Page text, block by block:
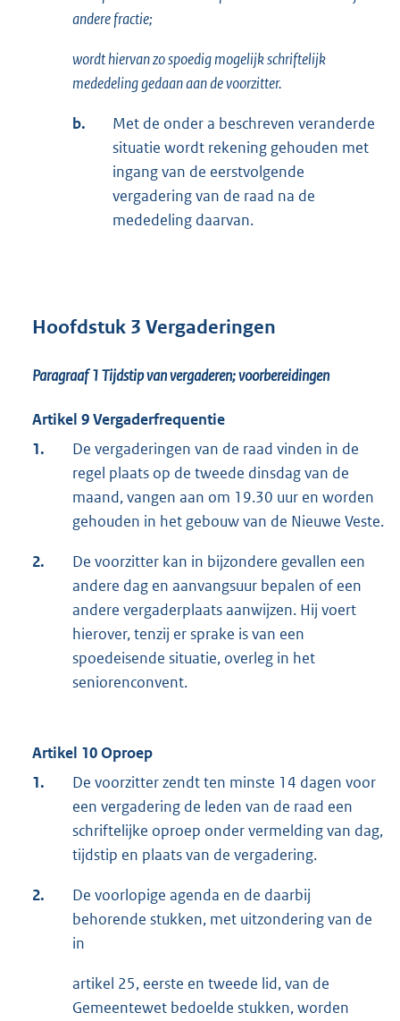
andere fractie;
wordt hiervan zo spoedig mogelijk schriftelijk
mededeling gedaan aan de voorzitter.
b.
Met de onder a beschreven veranderde
situatie wordt rekening gehouden met
ingang van de eerstvolgende
vergadering van de raad na de
mededeling daarvan.
Hoofdstuk 3 Vergaderingen
Paragraaf 1Tijdstip van vergaderen; voorbereidingen
Artikel 9 Vergaderfrequentie
1.
De vergaderingen van de raad vinden in de
regel plaats op de tweede dinsdag van de
maand, vangen aan om 19.30 uur en worden
gehouden in het gebouw van de Nieuwe Veste.
2.
De voorzitter kan in bijzondere gevallen een
andere dag en aanvangsuur bepalen of een
andere vergaderplaats aanwijzen. Hij voert
hierover, tenzij er sprake is van een
spoedeisende situatie, overleg in het
seniorenconvent.
Artikel 10 Oproep
1.
De voorzitter zendt ten minste 14 dagen voor
een vergadering de leden van de raad een
schriftelijke oproep onder vermelding van dag,
tijdstip en plaats van de vergadering.
2.
De voorlopige agenda en de daarbij
behorende stukken, met uitzondering van de
in
artikel 25, eerste en tweede lid, van de
Gemeentewet bedoelde stukken, worden